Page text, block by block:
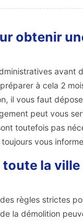
obtenir
avant
à cela 2
il vous faut
peut vous
toutefois pas
vous
la ville
règles strictes
la démolition